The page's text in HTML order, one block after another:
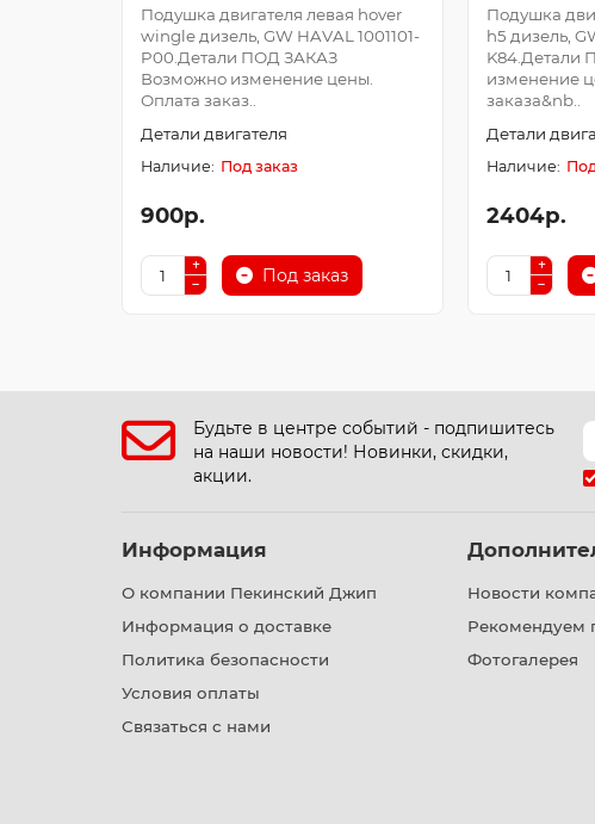
Подушка двигателя левая hover
wingle дизель, GW HAVAL 1001101-
P00.Детали ПОД ЗАКАЗ
Возможно изменение цены.
Оплата заказ..
Детали двигателя
Под заказ
900р.
Под заказ
Подушка
h5 дизель,
K84.Детали
изменение
заказа&nb..
Детали
2404р.
Будьте в центре событий - подпишитесь
на наши новости! Новинки, скидки,
акции.
Информация
О компании Пекинский Джип
Информация о доставке
Политика безопасности
Условия оплаты
Связаться с нами
Новости
Рекомендуем
Фотогалерея